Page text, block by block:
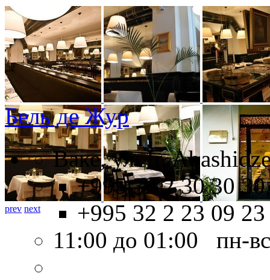
prev next
Бель де Жур
Ваке, ул. Ir.
+995 32 2 30 30
+995 32 2 23 09 23
11:00 до 01:00 пн-вс